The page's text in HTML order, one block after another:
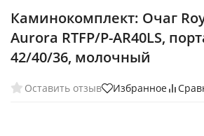
Каминокомплект: Очаг
Aurora RTFP/P-AR40LS,
42/40/36, молочный
Оставить отзыв Избранное